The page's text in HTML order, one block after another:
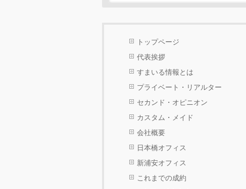
トップページ
代表挨拶
すまいる情報とは
プライベート・リアルター
セカンド・オピニオン
カスタム・メイド
会社概要
日本橋オフィス
新浦安オフィス
これまでの成約